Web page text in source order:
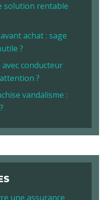
solution rentable
achat : sage
?
conducteur
?
vandalisme :
une assurance